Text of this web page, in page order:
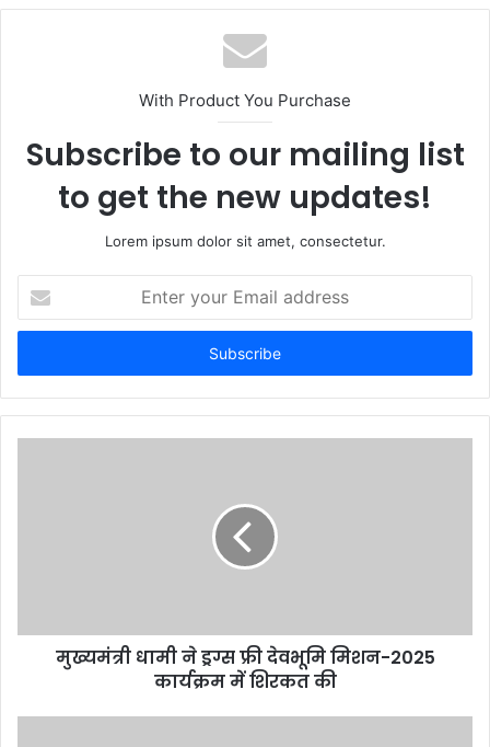
With Product You Purchase
Subscribe to our mailing list
to get the new updates!
Lorem ipsum dolor sit amet, consectetur.
your
Email
मुख्यमंत्री धामी ने ड्रग्स फ्री देवभूमि मिशन-2025
कार्यक्रम में शिरकत की